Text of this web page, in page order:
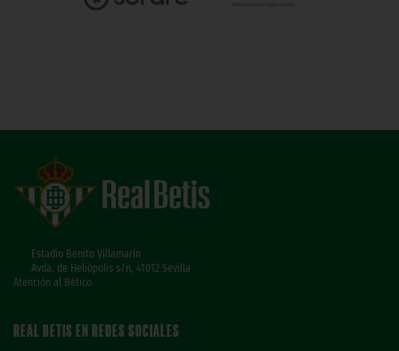
Estadio Benito Villamarín
Avda. de Heliópolis s/n, 41012 Sevilla
Atención al Bético
REAL BETIS EN REDES SOCIALES